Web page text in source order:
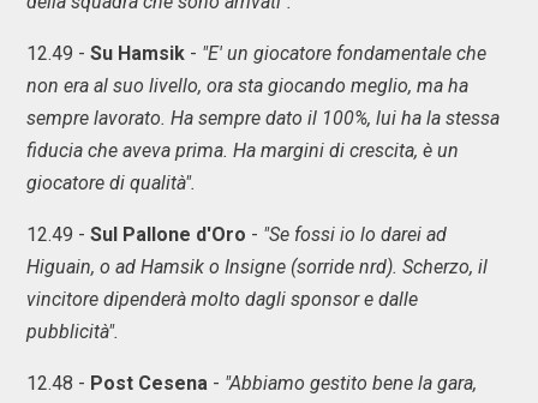
12.49 - Su Hamsik - "E' un giocatore fondamentale che
non era al suo livello, ora sta giocando meglio, ma ha
sempre lavorato. Ha sempre dato il 100%, lui ha la stessa
fiducia che aveva prima. Ha margini di crescita, è un
giocatore di qualità".
12.49 - Sul Pallone d'Oro - "Se fossi io lo darei ad
Higuain, o ad Hamsik o Insigne (sorride nrd). Scherzo, il
vincitore dipenderà molto dagli sponsor e dalle
pubblicità".
12.48 - Post Cesena - "Abbiamo gestito bene la gara,